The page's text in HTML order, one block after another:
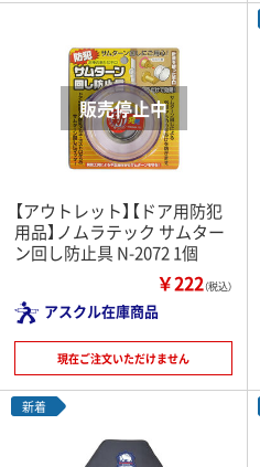
【アウトレット】【ドア用防犯
用品】ノムラテック サムター
ン回し防止具 N-2072 1個
￥222（税込）
アスクル在庫商品
現在ご注文いただけません
新着